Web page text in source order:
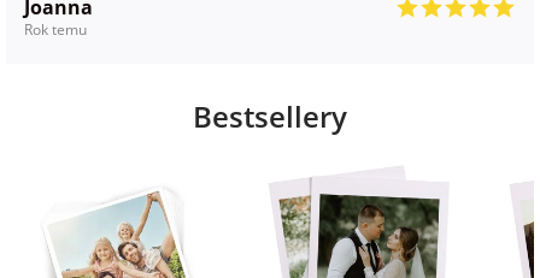
Joanna
Rok temu
Bestsellery